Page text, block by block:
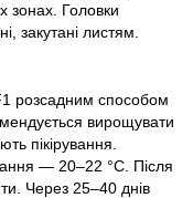
зонах. Головки
закутані листям.
розсадним способом
вирощувати
пікірування.
— 20–22 °С. Після
Через 25–40 днів